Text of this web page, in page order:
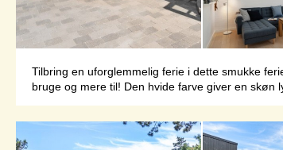
Tilbring en uforglemmelig ferie i dette smukke
bruge og mere til! Den hvide farve giver en skøn